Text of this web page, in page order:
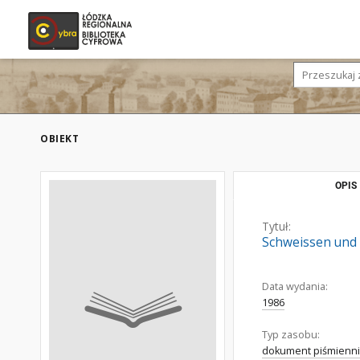
OBIEKT
OPIS
Tytuł:
Schweissen
Data wydania:
1986
Typ zasobu:
dokument